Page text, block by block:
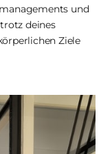
und
deines
Ziele